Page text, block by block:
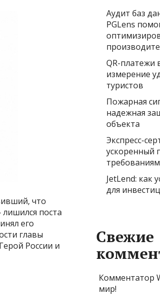
что
поста
его
главы
России и
Аудит баз
PGLens
QR-платежи
измерение
туристов
Пожарная
надежная
объекта
Экспресс-
ускоренный
требованиям
JetLend: как
для
Свежие
Комментатор
мир!